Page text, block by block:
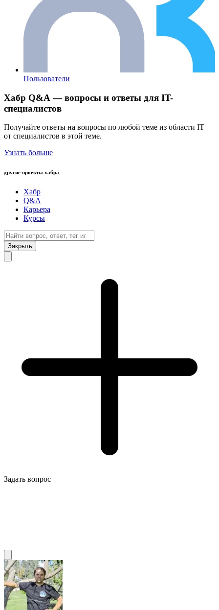
Пользователи
Хабр Q&A — вопросы и ответы для IT-
специалистов
Получайте ответы на вопросы по любой теме из области IT
от специалистов в этой теме.
Узнать больше
другие проекты хабра
Хабр
Q&A
Карьера
Курсы
Закрыть
Задать вопрос